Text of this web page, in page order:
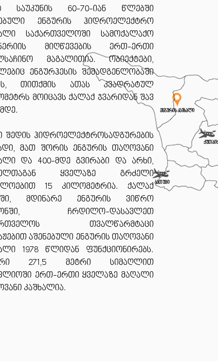
საუკუნის 60-70-იან წლებში
ენგურის ჰიდროელექტრო
საქართველოში სამოქალაქო
მიღწევების ერთ-ერთი
მაგალითია. ობიექტები,
ენგურჰესის შემადგენლობაში
თითქმის ათას კვადრატულ
მოიცავს ქალაქ ჯვარიდან შავ
შედის ჰიდროელექტროსადგურების
მათ შორის ენგურის თაღოვანი
და 400-მდე გვირაბი და არხი,
ყველაზე გრძელი
15 კილომეტრია. ქალაქ
მდინარე ენგურის ვიწრო
ჩრდილო-დასავლეთ
თვალწარმტაცი
აშენებული ენგურის თაღოვანი
1978 წლიდან ფუნქციონირებს.
271,5 მეტრი სიმაღლით
ერთ-ერთი ყველაზე მაღალი
კაშხალია.
ენგურის კაშხალი
ბათუმი